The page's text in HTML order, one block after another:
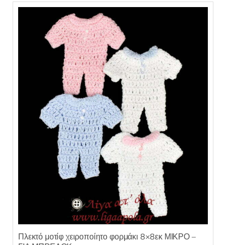
Πλεκτό μοτίφ χειροποίητο φορμάκι 8×8εκ ΜΙΚΡΟ –